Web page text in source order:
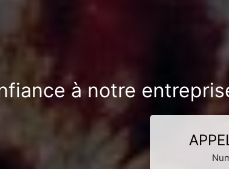
à notre